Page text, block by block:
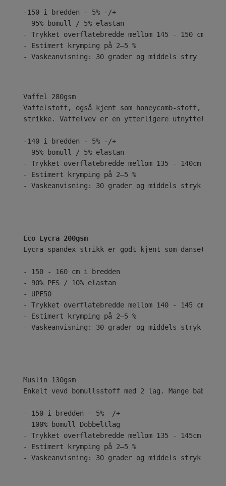
-150 i bredden - 5% -/+
- 95% bomull / 5% elastan
- Trykket overflatebredde mellom 145 - 150 cm
- Estimert krymping på 2–5 %
- Vaskeanvisning: 30 grader og middels stry
Vaffelstoff, også kjent som honeycomb-stoff, har
strikke. Vaffelvev er en ytterligere utnyttelse
-140 i bredden - 5% -/+
- 95% bomull / 5% elastan
- Trykket overflatebredde mellom 135 - 140cm
- Estimert krymping på 2–5 %
- Vaskeanvisning: 30 grader og middels stryk
Eco Lycra 200gsm
Lycra spandex strikk er godt kjent som
- 150 - 160 cm i bredden
- 90% PES / 10% elastan
- UPF50
- Trykket overflatebredde mellom 140 - 145 cm
- Estimert krymping på 2–5 %
- Vaskeanvisning: 30 grader og middels stryk
Enkelt vevd bomullsstoff med 2 lag. Mange
- 150 i bredden - 5% -/+
- 100% bomull Dobbeltlag
- Trykket overflatebredde mellom 135 - 145cm
- Estimert krymping på 2–5 %
- Vaskeanvisning: 30 grader og middels stryk